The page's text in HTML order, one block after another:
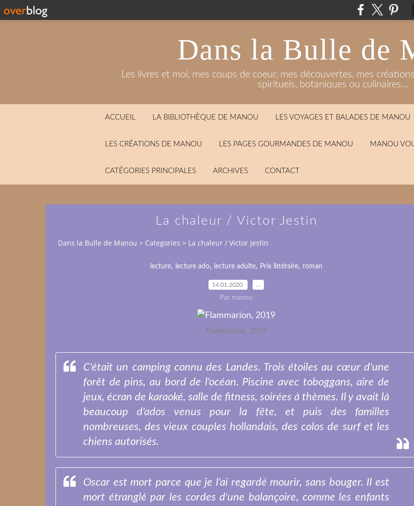
Dans la Bulle de
Les livres et moi, mes coups de coeur, mes découvertes, mes
spirituels, botaniques ou culinaires...
ACCUEIL LA BIBLIOTHÈQUE DE MANOU LES VOYAGES ET BALADES DE MANOU
LES CRÉATIONS DE MANOU LES PAGES GOURMANDES DE MANOU MANOU
CATÉGORIES PRINCIPALES ARCHIVES CONTACT
La chaleur / Victor Jestin
Dans la Bulle de Manou > Categories > La chaleur / Victor Jestin
lecture, lecture ado, lecture adulte, Prix littéraire, roman
14.01.2020
Par manou
Flammarion, 2019
C'était un camping connu des Landes. Trois étoiles au cœur d'une
forêt de pins, au bord de l'océan. Piscine avec toboggans, aire de
jeux, écran de karaoké, salle de fitness, soirées à thèmes. Il y avait là
beaucoup d'ados venus pour la fête, et puis des familles
nombreuses, des vieux couples hollandais, des colos de surf et les
chiens autorisés.
Oscar est mort parce que je l'ai regardé mourir, sans bouger. Il est
mort étranglé par les cordes d'une balançoire, comme les enfants